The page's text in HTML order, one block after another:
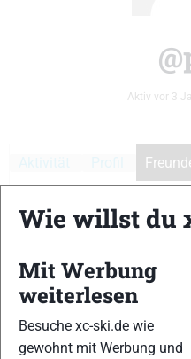
Aktiv vor 3
Zeige:
Es wurden keine
Wie willst du
Mit Werbung
weiterlesen
Besuche xc-ski.de wie
gewohnt mit Werbung und